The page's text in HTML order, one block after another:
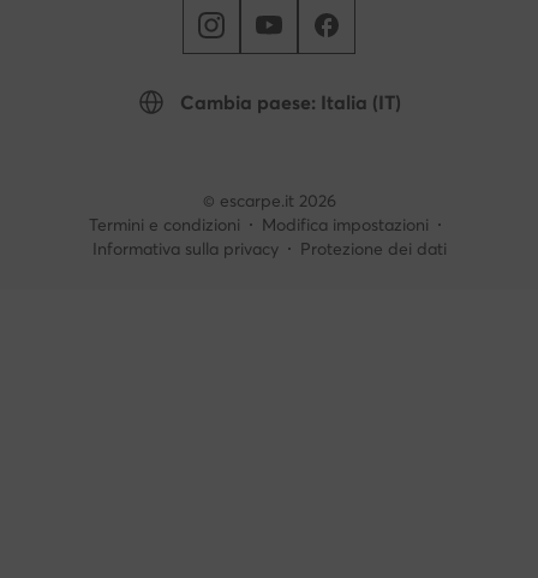
Cambia paese: Italia (IT)
© escarpe.it 2026
Termini e condizioni
Modifica impostazioni
Informativa sulla privacy
Protezione dei dati